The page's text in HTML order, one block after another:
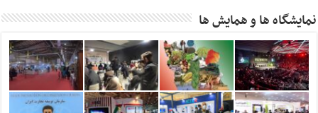
نمایشگاه ها و همایش ها